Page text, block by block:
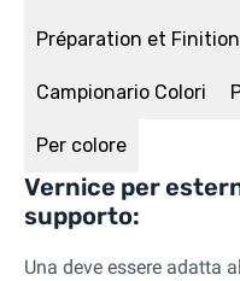
Préparation et Finition
Campionario Colori
Per colore
Vernice per
supporto:
Una deve essere adatta